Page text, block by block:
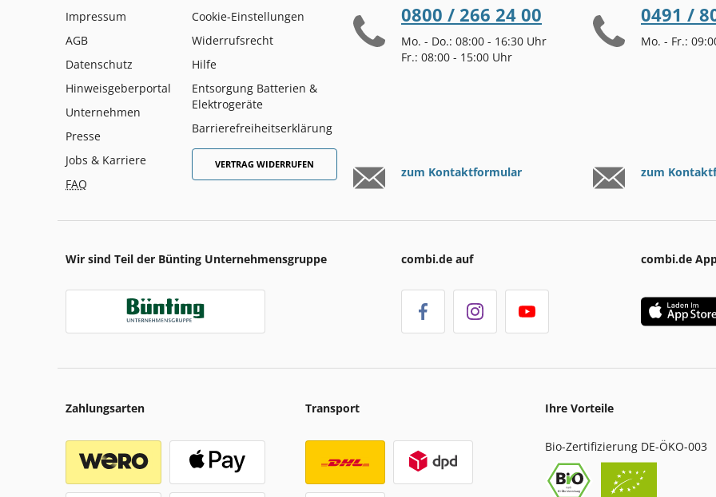
Impressum
AGB
Datenschutz
Hinweisgeberportal
Unternehmen
Presse
Jobs & Karriere
FAQ
Cookie-Einstellungen
Widerrufsrecht
Hilfe
Entsorgung Batterien &
Elektrogeräte
Barrierefreiheitserklärung
VERTRAG WIDERRUFEN
0800 / 266 24 00
Mo. - Do.: 08:00 - 16:30 Uhr
Fr.: 08:00 - 15:00 Uhr
zum Kontaktformular
0491 /
Mo. - Fr.:
zum
Wir sind Teil der Bünting Unternehmensgruppe combi.de auf combi.de
Zahlungsarten Transport Ihre Vorteile
Bio-Zertifizierung DE-ÖKO-003